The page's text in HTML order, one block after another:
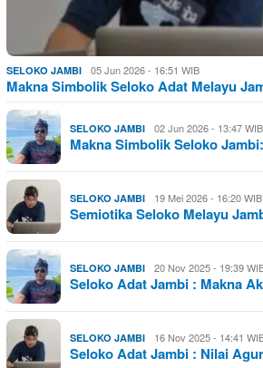
SELOKO JAMBI 05 Jun 2026 - 16:51 WIB
Makna Simbolik Seloko Adat Melayu
SELOKO JAMBI 02 Jun 2026 - 13:47 WIB
Makna Simbolik Seloko
SELOKO JAMBI 19 Mei 2026 - 16:20 WIB
Semiotika Seloko Melayu
SELOKO JAMBI 20 Nov 2025 - 19:39
Seloko Adat Jambi : Makna
SELOKO JAMBI 16 Nov 2025 - 14:41
Seloko Adat Jambi : Nilai